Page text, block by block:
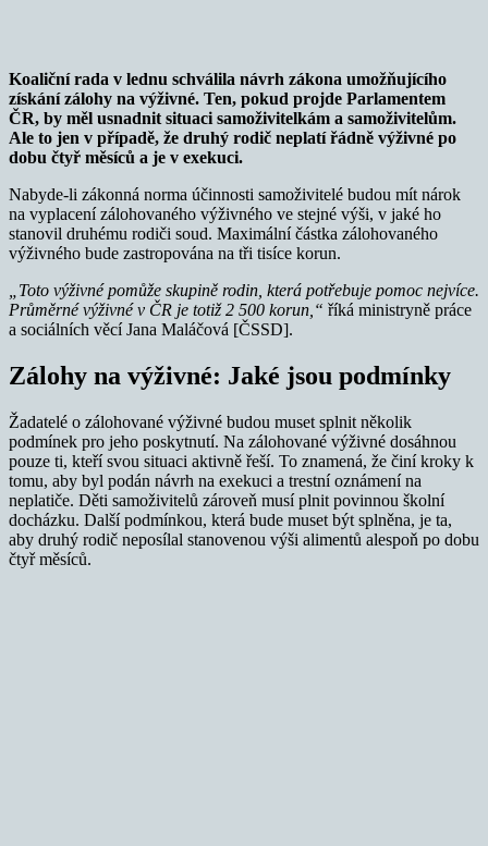
Koaliční rada v lednu schválila návrh zákona umožňujícího
získání zálohy na výživné. Ten, pokud projde Parlamentem
ČR, by měl usnadnit situaci samoživitelkám a samoživitelům.
Ale to jen v případě, že druhý rodič neplatí řádně výživné po
dobu čtyř měsíců a je v exekuci.
Nabyde-li zákonná norma účinnosti samoživitelé budou mít nárok
na vyplacení zálohovaného výživného ve stejné výši, v jaké ho
stanovil druhému rodiči soud. Maximální částka zálohovaného
výživného bude zastropována na tři tisíce korun.
„Toto výživné pomůže skupině rodin, která potřebuje pomoc nejvíce.
Průměrné výživné v ČR je totiž 2 500 korun,“ říká ministryně práce
a sociálních věcí Jana Maláčová [ČSSD].
Zálohy na výživné: Jaké jsou podmínky
Žadatelé o zálohované výživné budou muset splnit několik
podmínek pro jeho poskytnutí. Na zálohované výživné dosáhnou
pouze ti, kteří svou situaci aktivně řeší. To znamená, že činí kroky k
tomu, aby byl podán návrh na exekuci a trestní oznámení na
neplatiče. Děti samoživitelů zároveň musí plnit povinnou školní
docházku. Další podmínkou, která bude muset být splněna, je ta,
aby druhý rodič neposílal stanovenou výši alimentů alespoň po dobu
čtyř měsíců.